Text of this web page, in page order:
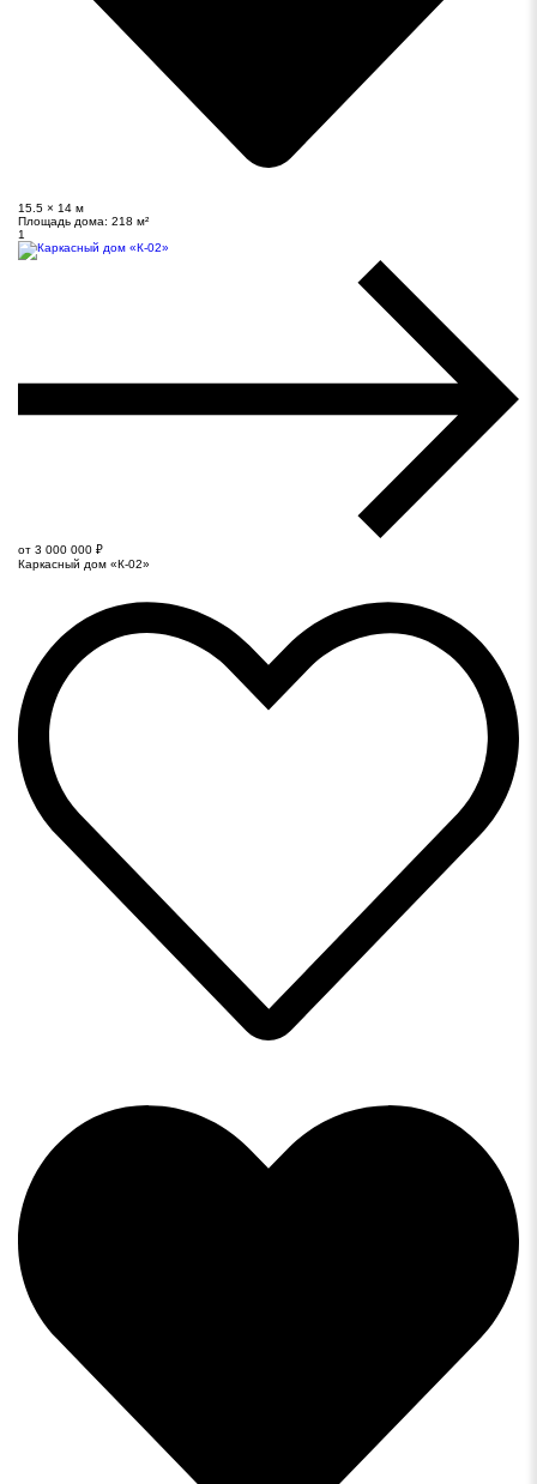
15.5 × 14 м
Площадь дома: 218 м²
1
от 3 000 000 ₽
Каркасный дом «К-02»